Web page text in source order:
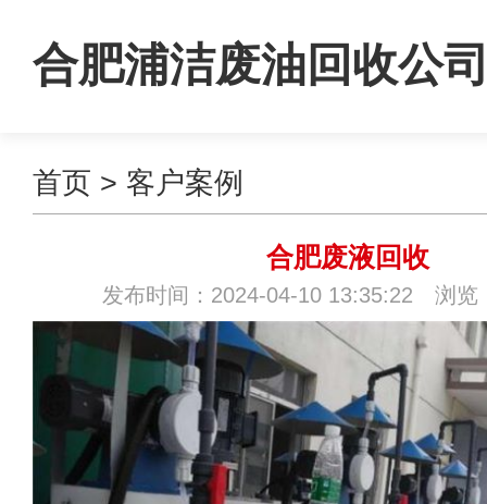
合肥浦洁废油回收公
首页 > 客户案例
合肥废液回收
发布时间：2024-04-10 13:35:22 浏览